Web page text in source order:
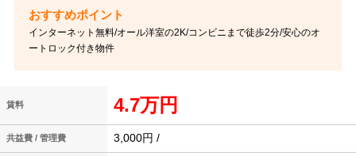
インターネット無料/オール洋室の2K/コンビニまで徒歩2分/安心のオ
ートロック付き物件
賃料 4.7万円
共益費 / 管理費 3,000円 /